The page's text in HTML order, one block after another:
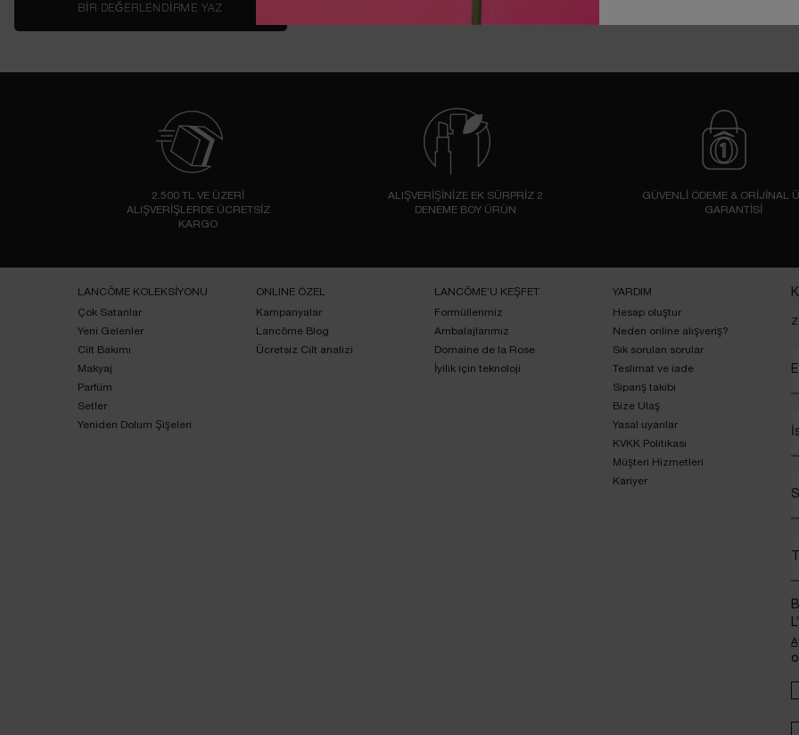
BIR DEĞERLENDIRME YAZ
2.500 TL VE ÜZERİ
ALIŞVERİŞLERDE ÜCRETSİZ
KARGO
ALIŞVERİŞİNİZE EK SÜRPRİZ 2
DENEME BOY ÜRÜN
GÜVENLİ ÖDEME & ORİJİNAL
GARANTİSİ
LANCÔME KOLEKSİYONU
Çok Satanlar
Yeni Gelenler
Cilt Bakımı
Makyaj
Parfüm
Setler
Yeniden Dolum Şişeleri
ONLINE ÖZEL
Kampanyalar
Lancôme Blog
Ücretsiz Cilt analizi
LANCÔME’U KEŞFET
Formüllerimiz
Ambalajlarımız
Domaine de la Rose
İyilik için teknoloji
YARDIM
Hesap oluştur
Neden online alışveriş?
Sık sorulan sorular
Teslimat ve iade
Sipariş takibi
Bize Ulaş
Yasal uyarılar
KVKK Politikası
Müşteri Hizmetleri
Kariyer